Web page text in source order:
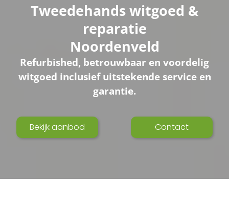
Tweedehands witgoed &
reparatie
Noordenveld
Refurbished, betrouwbaar en voordelig
witgoed inclusief uitstekende service en
garantie.
Bekijk aanbod Contact